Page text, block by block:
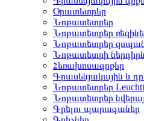
Օրատետրեր
Նոթատետրեր
Նոթատետրեր
Նոթատետրեր
Նոթատետրի
Հեռախոսագրքեր
Գրասենյակային և
Նոթատետրեր
Նոթատետրեր
Գրելու պարագաներ